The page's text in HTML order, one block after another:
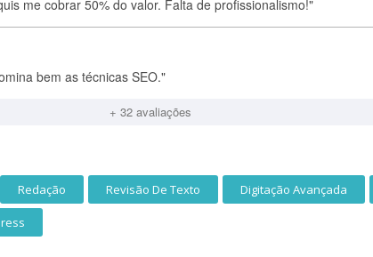
me cobrar 50% do valor. Falta de profissionalismo!"
bem as técnicas SEO."
+ 32 avaliações
Redação Revisão De Texto Digitação Avançada